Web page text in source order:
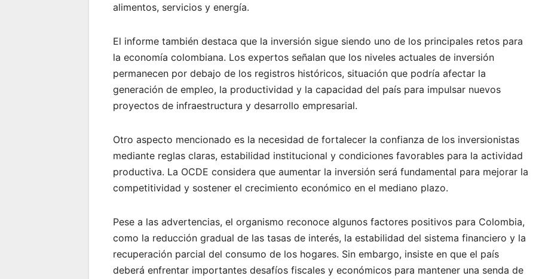
alimentos, servicios y energía.
El informe también destaca que la inversión sigue siendo uno de los principales retos para
la economía colombiana. Los expertos señalan que los niveles actuales de inversión
permanecen por debajo de los registros históricos, situación que podría afectar la
generación de empleo, la productividad y la capacidad del país para impulsar nuevos
proyectos de infraestructura y desarrollo empresarial.
Otro aspecto mencionado es la necesidad de fortalecer la confianza de los inversionistas
mediante reglas claras, estabilidad institucional y condiciones favorables para la actividad
productiva. La OCDE considera que aumentar la inversión será fundamental para mejorar la
competitividad y sostener el crecimiento económico en el mediano plazo.
Pese a las advertencias, el organismo reconoce algunos factores positivos para Colombia,
como la reducción gradual de las tasas de interés, la estabilidad del sistema financiero y la
recuperación parcial del consumo de los hogares. Sin embargo, insiste en que el país
deberá enfrentar importantes desafíos fiscales y económicos para mantener una senda de